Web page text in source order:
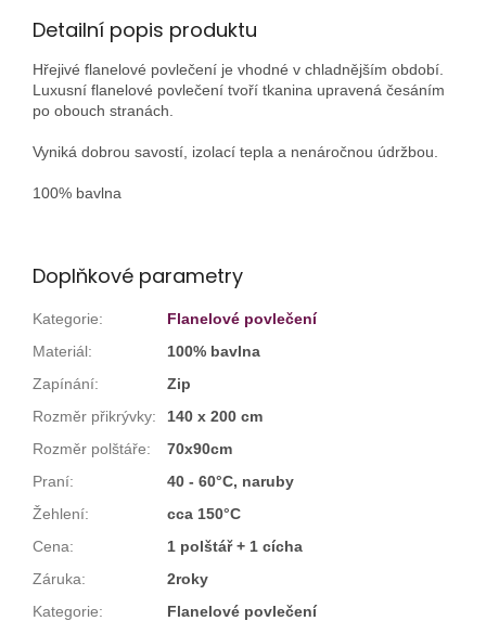
Detailní popis produktu
Hřejivé flanelové povlečení je vhodné v chladnějším období.
Luxusní flanelové povlečení tvoří tkanina upravená česáním
po obouch stranách.
Vyniká dobrou savostí, izolací tepla a nenáročnou údržbou.
100% bavlna
Doplňkové parametry
Kategorie:
Flanelové povlečení
Materiál:
100% bavlna
Zapínání:
Zip
Rozměr přikrývky:
140 x 200 cm
Rozměr polštáře:
70x90cm
Praní:
40 - 60°C, naruby
Žehlení:
cca 150°C
Cena:
1 polštář + 1 cícha
Záruka:
2roky
Kategorie: Flanelové povlečení